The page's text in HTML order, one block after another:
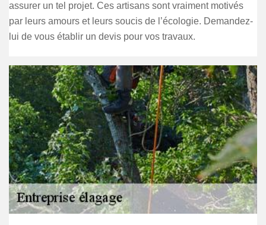
assurer un tel projet. Ces artisans sont vraiment motivés
par leurs amours et leurs soucis de l’écologie. Demandez-
lui de vous établir un devis pour vos travaux.